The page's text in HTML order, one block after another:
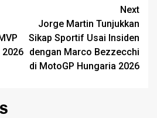
2026
Next
Jorge Martin Tunjukkan
Sikap Sportif Usai Insiden
dengan Marco Bezzecchi
di MotoGP Hungaria 2026